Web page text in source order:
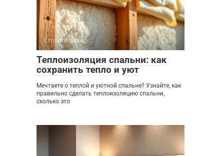
Строительство 0
Теплоизоляция спальни: как
сохранить тепло и уют
Мечтаете о теплой и уютной спальне? Узнайте, как
правильно сделать теплоизоляцию спальни,
сколько это